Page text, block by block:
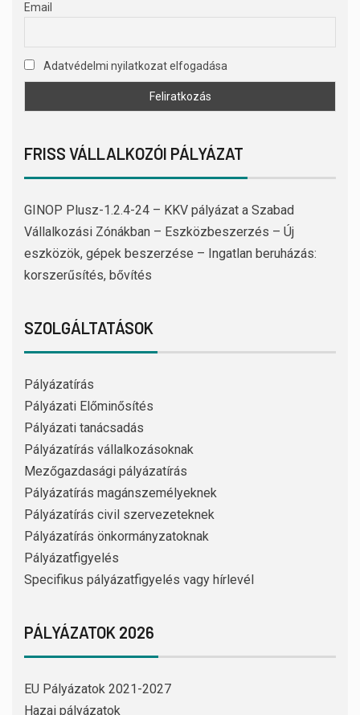
Email
Adatvédelmi nyilatkozat elfogadása
FRISS VÁLLALKOZÓI PÁLYÁZAT
GINOP Plusz-1.2.4-24 – KKV pályázat a Szabad
Vállalkozási Zónákban – Eszközbeszerzés – Új
eszközök, gépek beszerzése – Ingatlan beruházás:
korszerűsítés, bővítés
SZOLGÁLTATÁSOK
Pályázatírás
Pályázati Előminősítés
Pályázati tanácsadás
Pályázatírás vállalkozásoknak
Mezőgazdasági pályázatírás
Pályázatírás magánszemélyeknek
Pályázatírás civil szervezeteknek
Pályázatírás önkormányzatoknak
Pályázatfigyelés
Specifikus pályázatfigyelés vagy hírlevél
PÁLYÁZATOK 2026
EU Pályázatok 2021-2027
Hazai pályázatok